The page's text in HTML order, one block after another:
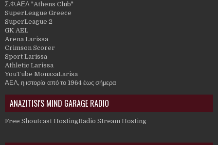
Σ.Φ.ΑΕΛ "Athens Club"
SuperLeague Greece
SuperLeague 2
GK AEL
Arena Larissa
Crimson Scorer
Sport Larissa
Athletic Larissa
YouTube MonaxaLarisa
ΑΕΛ, η ιστορία από το 1964 έως σήμερα
ANAZITISI'S MIND GARAGE RADIO
Free Shoutcast HostingRadio Stream Hosting